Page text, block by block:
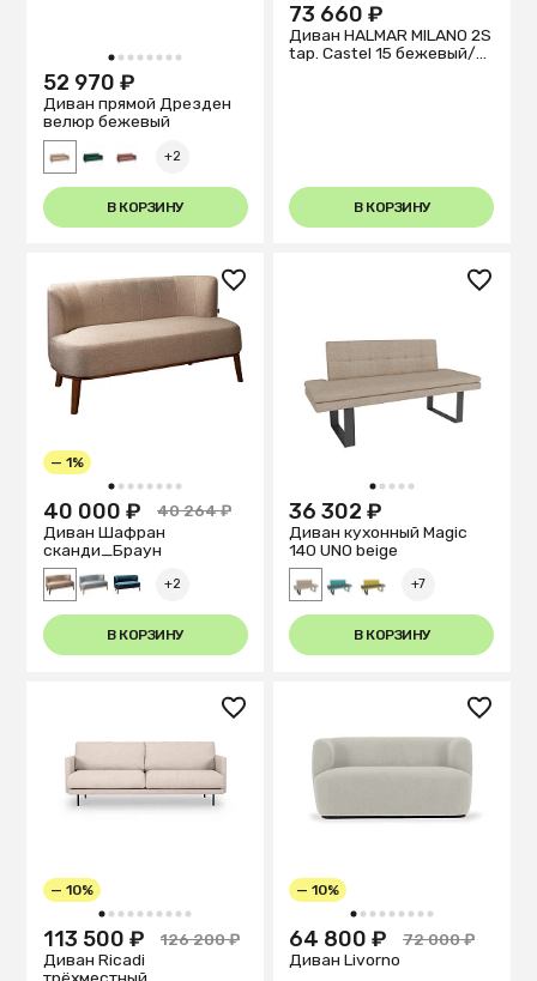
1 2 3 4 5 6 7 8
52 970 ₽
Диван прямой Дрезден
велюр бежевый
+2
В КОРЗИНУ
73 660 ₽
Диван HALMAR MILANO 2S
tap. Castel 15 бежевый/
В КОРЗИНУ
1 2 3 4 5 6 7 8
— 1%
40 000 ₽
40 264 ₽
Диван Шафран
cканди_Браун
+2
В КОРЗИНУ
1 2 3 4 5
36 302 ₽
Диван кухонный Magiс
140 UNO beige
+7
В КОРЗИНУ
1 2 3 4 5 6 7 8 9 10
— 10%
113 500 ₽
126 200 ₽
Диван Ricadi
1 2 3 4 5 6 7 8 9
— 10%
64 800 ₽
72 000 ₽
Диван Livorno